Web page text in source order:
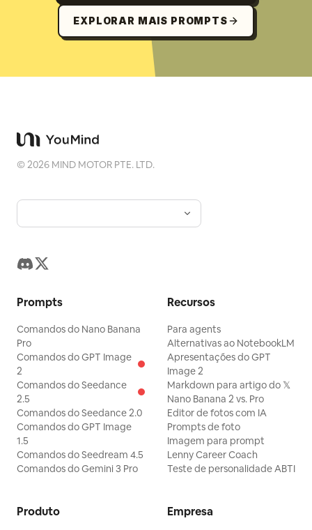
EXPLORAR MAIS PROMPTS
©2026 MIND MOTOR PTE. LTD.
Prompts
Comandos do Nano Banana
Pro
Comandos do GPT Image
2
Comandos do Seedance
2.5
Comandos do Seedance 2.0
Comandos do GPT Image
1.5
Comandos do Seedream 4.5
Comandos do Gemini 3 Pro
Recursos
Para agents
Alternativas ao NotebookLM
Apresentações do GPT
Image 2
Markdown para artigo do 𝕏
Nano Banana 2 vs. Pro
Editor de fotos com IA
Prompts de foto
Imagem para prompt
Lenny Career Coach
Teste de personalidade ABTI
Produto Empresa